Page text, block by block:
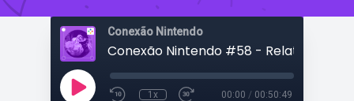
Conexão Nintendo
1x 00:00 / 00:50:49